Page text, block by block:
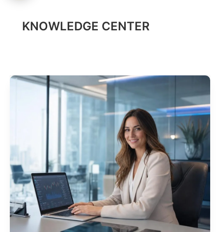
KNOWLEDGE CENTER